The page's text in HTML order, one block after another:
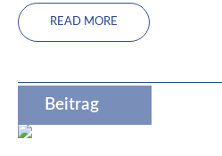
READ MORE
Beitrag